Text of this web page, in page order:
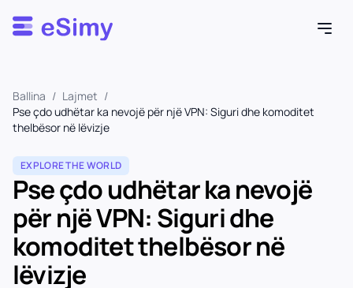
Esimy
Ballina / Lajmet /
Pse çdo udhëtar ka nevojë për një VPN: Siguri dhe komoditet
thelbësor në lëvizje
EXPLORE THE WORLD
Pse çdo udhëtar ka nevojë
për një VPN: Siguri dhe
komoditet thelbësor në
lëvizje